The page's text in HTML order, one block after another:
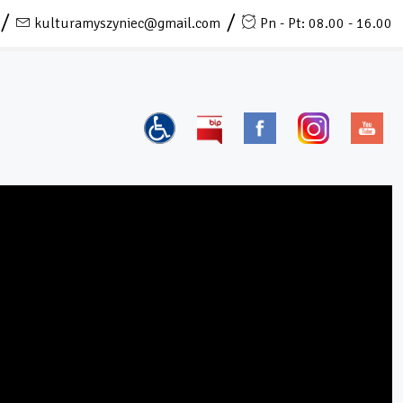
kulturamyszyniec@gmail.com Pn - Pt: 08.00 - 16.00